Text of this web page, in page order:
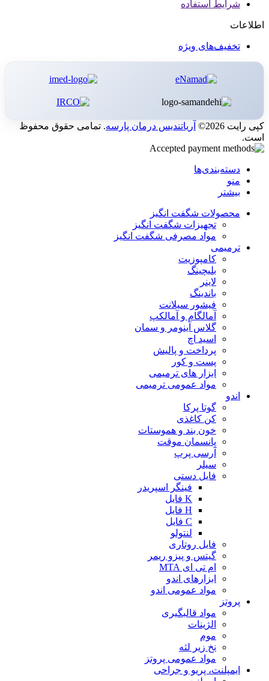
شرایط استفاده
اطلاعات
تخفیف‌های ویژه
کپی رایت 2026© آریاتندیس درمان پارسه. تمامی حقوق محفوظ
است.
دسته‌بندی‌ها
منو
بیشتر
محصولات شگفت انگیز
تجهیزات شگفت انگیز
مواد مصرفی شگفت انگیز
ترمیمی
کامپوزیت
بلیچینگ
لاینر
باندینگ
فیشور سیلانت
آمالگام و آمالکپ
گلاس آینومر و سمان
اسید اچ
پرداخت و پالیش
پست و کور
ابزار های ترمیمی
مواد عمومی ترمیمی
اندو
گوتا پرکا
کن کاغذی
خون بند و هموستات
پانسمان موقت
آرسی پرپ
سیلر
فایل دستی
فینگر اسپریدر
K فایل
H فایل
C فایل
لنتولو
فایل روتاری
گیتس و پیزو ریمر
ام تی ای MTA
ابزارهای اندو
مواد عمومی اندو
پروتز
مواد قالبگیری
الژینات
موم
نخ زیر لثه
مواد عمومی پروتز
ایمپلنت، پریو و جراحی